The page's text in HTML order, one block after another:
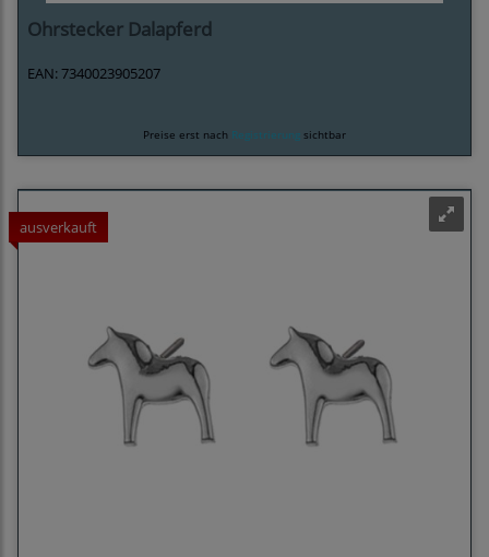
Ohrstecker Dalapferd
EAN: 7340023905207
Preise erst nach Registrierung sichtbar
ausverkauft